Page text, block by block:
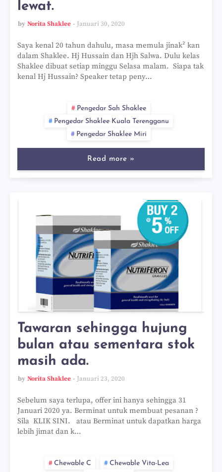
lewat.
by Norita Shaklee Januari 30, 2020
Saya kenal 20 tahun dahulu, masa memula jinak² kan
dalam Shaklee. Hj Hussain dan Hjh Salwa. Dulu kelas
Shaklee dibuat setiap minggu Selasa malam. Siapa tak
kenal Hj Hussain? Speaker tetap peny…
Pengedar Sah Shaklee
Pengedar Shaklee Kuala Terengganu
Pengedar Shaklee Miri
Read more »
Tawaran sehingga hujung
bulan atau sementara stok
masih ada.
by Norita Shaklee Januari 23, 2020
Sebelum saya terlupa, offer ini hanya sehingga 31
Januari 2020 ya. Berminat untuk membuat pesanan ?
Sila KLIK SINI. atau Berminat untuk dapatkan harga
lebih jimat dan k…
Chewable C
Chewable Vita-Lea